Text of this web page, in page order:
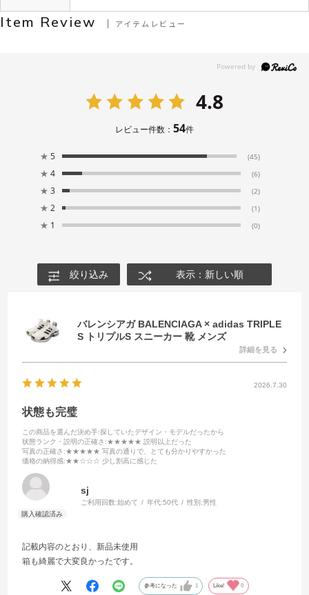
Item Review アイテムレビュー
4.8
レビュー件数： 54件
★ 5 (45)
★ 4 (6)
★ 3 (2)
★ 2 (1)
★ 1 (0)
絞り込み 表示：新しい順
バレンシアガ BALENCIAGA × adidas TRIPLE
S トリプルS スニーカー 靴 メンズ
詳細を見る
2026.7.30
状態も完璧
この商品を選んだ決め手:探していたデザイン・モデルだったから
状態ランク・説明の正確さ :★★★★★ 説明以上だった
写真の正確さ :★★★★★ 写真の通りで、とても分かりやすかった
価格の納得感:★★☆☆☆ 少し割高に感じた
sj
ご利用回数:始めて 年代:50代 性別:男性
記載内容のとおり、新品未使用
箱も綺麗で大変良かったです。
参考になった 1 Like! 0